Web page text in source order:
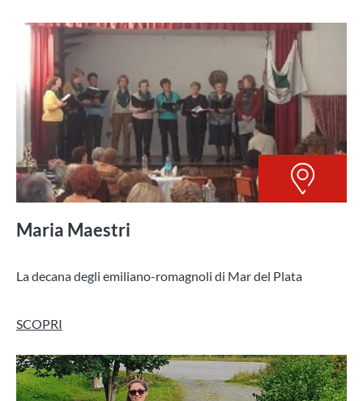
Maria Maestri
La decana degli emiliano-romagnoli di Mar del Plata
SCOPRI